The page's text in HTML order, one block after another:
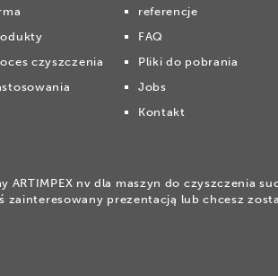
czyszczenia
referencje
FAQ
Pliki do pobrania
Jobs
Kontakt
nv dla maszyn do czyszczenia
zainteresowany prezentacją lub chcesz